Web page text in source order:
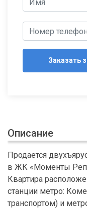
Заказать
Описание
Продается
в ЖК «Моменты
Квартира
станции метро:
транспортом) и